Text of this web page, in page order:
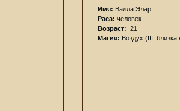
Имя: Валла Элар
Раса: человек
Возраст: 21
Магия: Воздух (III, близка